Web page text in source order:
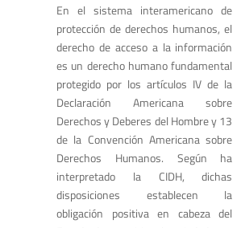
En el sistema interamericano de
protección de derechos humanos, el
derecho de acceso a la información
es un derecho humano fundamental
protegido por los artículos IV de la
Declaración Americana sobre
Derechos y Deberes del Hombre y 13
de la Convención Americana sobre
Derechos Humanos. Según ha
interpretado la CIDH, dichas
disposiciones establecen la
obligación positiva en cabeza del